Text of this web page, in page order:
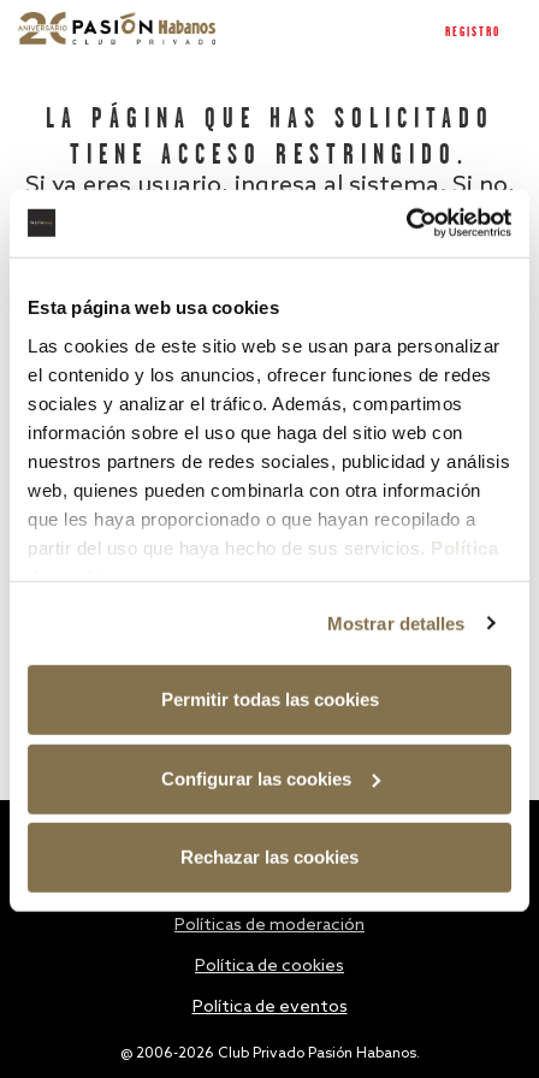
Esta página web usa cookies
Las cookies de este sitio web se usan para personalizar
el contenido y los anuncios, ofrecer funciones de redes
sociales y analizar el tráfico. Además, compartimos
información sobre el uso que haga del sitio web con
nuestros partners de redes sociales, publicidad y análisis
web, quienes pueden combinarla con otra información
que les haya proporcionado o que hayan recopilado a
partir del uso que haya hecho de sus servicios. Política
Mostrar detalles
Permitir todas las cookies
Configurar las cookies
Rechazar las cookies
REGISTRO
LA PÁGINA QUE HAS SOLICITADO
TIENE ACCESO RESTRINGIDO.
Si ya eres usuario, ingresa al sistema. Si no,
¿Has olvidado tu contraseña?
@ 2006-2026 Club Privado Pasión Habanos.
Políticas de moderación
Política de cookies
Política de eventos